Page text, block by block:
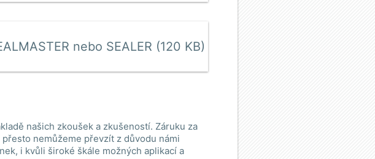
nebo SEALER (120 KB)
našich zkoušek a zkušeností. Záruku za
nemůžeme převzít z důvodu námi
i kvůli široké škále možných aplikací a